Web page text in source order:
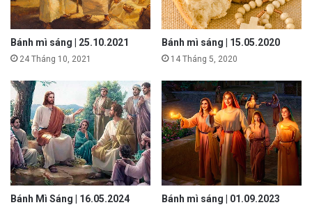
Bánh mì sáng | 25.10.2021
24 Tháng 10, 2021
Bánh mì sáng | 15.05.2020
14 Tháng 5, 2020
Bánh Mì Sáng | 16.05.2024 Bánh mì sáng | 01.09.2023